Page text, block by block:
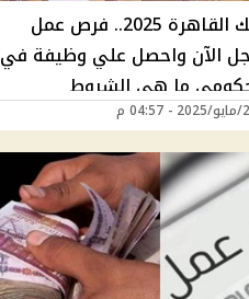
وظائف بنك القاهرة 2025.. فرص عمل
الآن واحصل علي وظيفة في
حكومي ما هي الشروط